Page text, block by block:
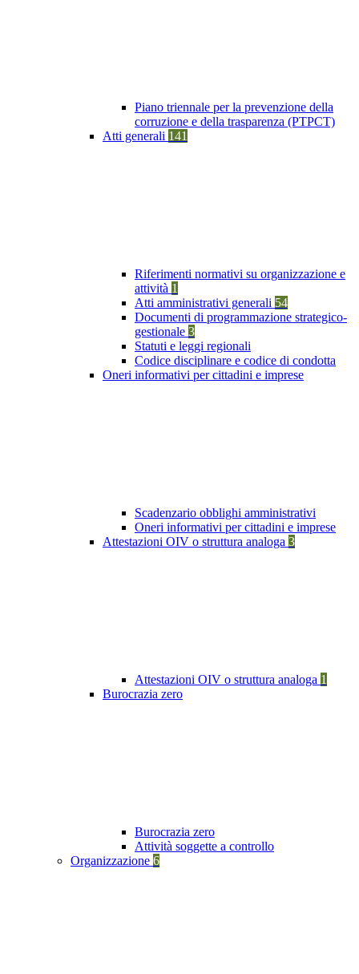
Piano triennale per la prevenzione della
corruzione e della trasparenza (PTPCT)
Atti generali 141
Riferimenti normativi su organizzazione e
attività 1
Atti amministrativi generali 54
Documenti di programmazione strategico-
gestionale 3
Statuti e leggi regionali
Codice disciplinare e codice di condotta
Oneri informativi per cittadini e imprese
Scadenzario obblighi amministrativi
Oneri informativi per cittadini e imprese
Attestazioni OIV o struttura analoga 3
Attestazioni OIV o struttura analoga 1
Burocrazia zero
Burocrazia zero
Attività soggette a controllo
Organizzazione 6